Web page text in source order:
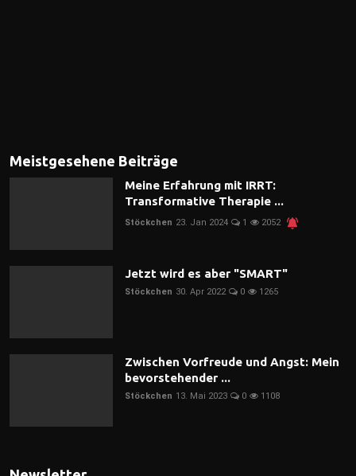
Meistgesehene Beiträge
Meine Erfahrung mit IRRT:
Transformative Therapie ...
Stöckchen 23. Jan 2024 1 2052
Jetzt wird es aber "SMART"
Stöckchen 30. Apr 2022 0 1265
Zwischen Vorfreude und Angst: Mein
bevorstehender ...
Stöckchen 13. Mai 2023 0 1108